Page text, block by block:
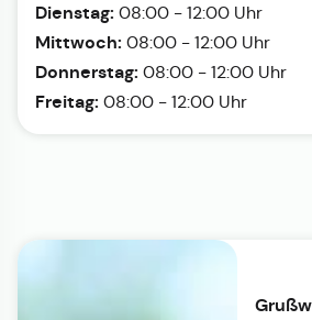
Dienstag: 08:00 - 12:00 Uhr
Mittwoch: 08:00 - 12:00 Uhr
Donnerstag: 08:00 - 12:00 Uhr
Freitag: 08:00 - 12:00 Uhr